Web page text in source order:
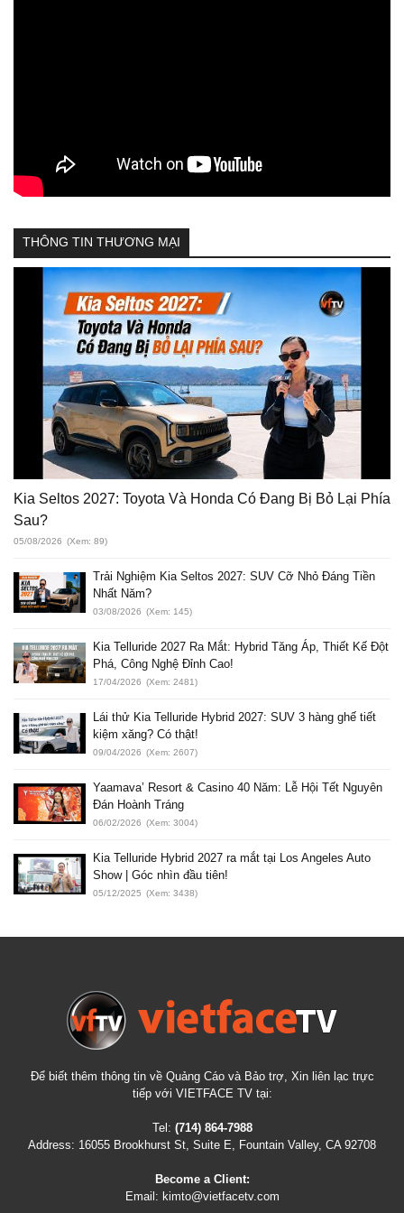
THÔNG TIN THƯƠNG MẠI
Kia Seltos 2027: Toyota Và Honda Có Đang Bị Bỏ Lại Phía
Sau?
05/08/2026 (Xem: 89)
Trải Nghiệm Kia Seltos 2027: SUV Cỡ Nhỏ Đáng Tiền
Nhất Năm?
03/08/2026 (Xem: 145)
Kia Telluride 2027 Ra Mắt: Hybrid Tăng Áp, Thiết Kế Đột
Phá, Công Nghệ Đỉnh Cao!
17/04/2026 (Xem: 2481)
Lái thử Kia Telluride Hybrid 2027: SUV 3 hàng ghế tiết
kiệm xăng? Có thật!
09/04/2026 (Xem: 2607)
Yaamava’ Resort & Casino 40 Năm: Lễ Hội Tết Nguyên
Đán Hoành Tráng
06/02/2026 (Xem: 3004)
Kia Telluride Hybrid 2027 ra mắt tại Los Angeles Auto
Show | Góc nhìn đầu tiên!
05/12/2025 (Xem: 3438)
Để biết thêm thông tin về Quảng Cáo và Bảo trợ, Xin liên lạc trực
tiếp với VIETFACE TV tại:
Tel: (714) 864-7988
Address: 16055 Brookhurst St, Suite E, Fountain Valley, CA 92708
Become a Client:
Email: kimto@vietfacetv.com